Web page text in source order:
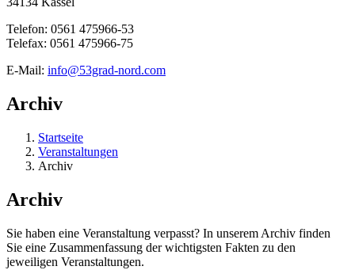
Telefon: 0561 475966-53
Telefax: 0561 475966-75
E-Mail: info@53grad-nord.com
Archiv
Startseite
Veranstaltungen
Archiv
Archiv
Sie haben eine Veranstaltung verpasst? In unserem Archiv finden
Sie eine Zusammenfassung der wichtigsten Fakten zu den
jeweiligen Veranstaltungen.